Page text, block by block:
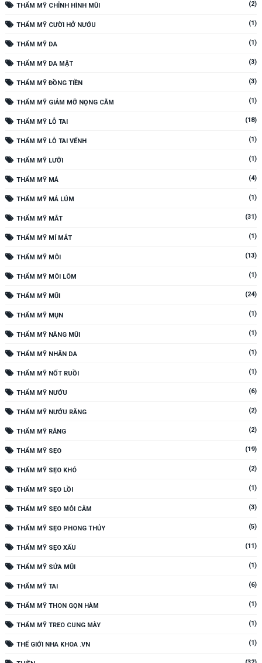
THẨM MỸ CHỈNH HÌNH MŨI (2)
THẨM MỸ CƯỜI HỞ NƯỚU (1)
THẨM MỸ DA (1)
THẨM MỸ DA MẶT (3)
THẨM MỸ ĐỒNG TIỀN (3)
THẨM MỸ GIẢM MỠ NỌNG CẰM (1)
THẨM MỸ LỖ TAI (18)
THẨM MỸ LỖ TAI VỂNH (1)
THẨM MỸ LƯỠI (1)
THẨM MỸ MÁ (4)
THẨM MỸ MÁ LÚM (1)
THẨM MỸ MẮT (31)
THẨM MỸ MÍ MẮT (1)
THẨM MỸ MÔI (13)
THẨM MỸ MÔI LÕM (1)
THẨM MỸ MŨI (24)
THẨM MỸ MỤN (1)
THẨM MỸ NÂNG MŨI (1)
THẨM MỸ NHĂN DA (1)
THẨM MỸ NỐT RUỒI (1)
THẨM MỸ NƯỚU (6)
THẨM MỸ NƯỚU RĂNG (2)
THẨM MỸ RĂNG (2)
THẨM MỸ SẸO (19)
THẨM MỸ SẸO KHÓ (2)
THẨM MỸ SẸO LỒI (1)
THẨM MỸ SẸO MÔI CẰM (3)
THẨM MỸ SẸO PHONG THỦY (5)
THẨM MỸ SẸO XẤU (11)
THẨM MỸ SỬA MŨI (1)
THẨM MỸ TAI (6)
THẨM MỸ THON GỌN HÀM (1)
THẨM MỸ TREO CUNG MÀY (1)
THẾ GIỚI NHA KHOA .VN (1)